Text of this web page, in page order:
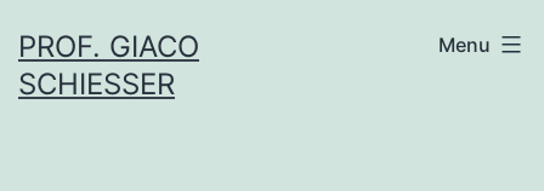
to
content
PROF. GIACO
SCHIESSER
Menu